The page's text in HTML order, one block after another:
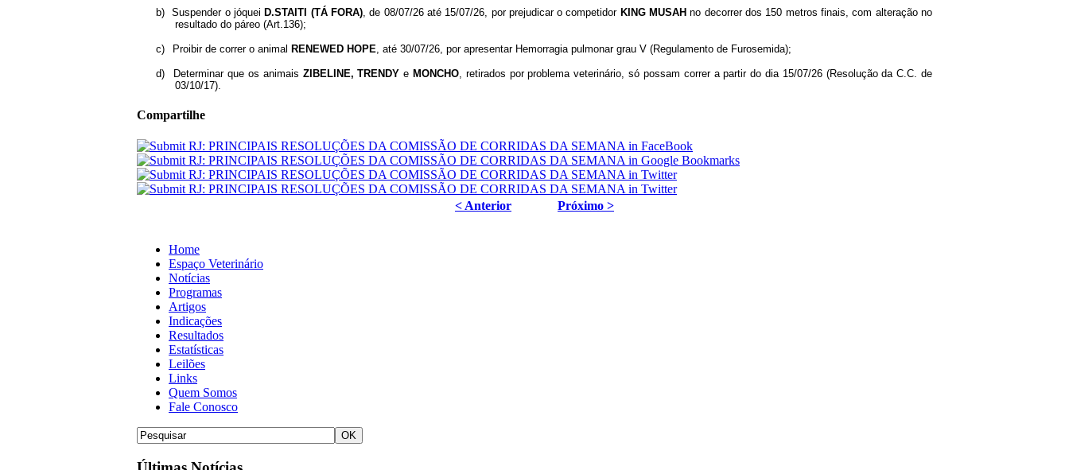
b) Suspender o jóqueiD.STAITI (TÁ FORA), de 08/07/26 até 15/07/26, por prejudicar o competidor KING MUSAH no decorrer dos 150 metros finais, com alteração no
resultado do páreo (Art.136);
c) Proibir de correr o animal RENEWED HOPE , até 30/07/26, por apresentar Hemorragia pulmonar grau V (Regulamento de Furosemida);
d) Determinar que os animais ZIBELINE, TRENDY e MONCHO , retirados por problema veterinário, só possam correr a partir do dia 15/07/26 (Resolução da C.C. de
03/10/17).
Compartilhe
< Anterior Próximo >
Home
Espaço Veterinário
Notícias
Programas
Artigos
Indicações
Resultados
Estatísticas
Leilões
Links
Quem Somos
Fale Conosco